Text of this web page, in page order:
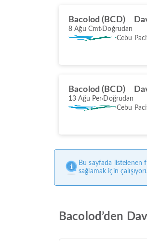
Bacolod (BCD)
8 Ağu Cmt Doğrudan
Cebu
Bacolod (BCD)
13 Ağu Per Doğrudan
Cebu
Bu sayfada listelenen
sağlamak için
Bacolod’den